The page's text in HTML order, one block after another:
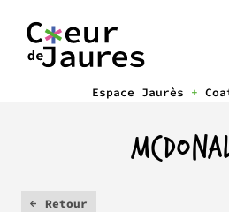
Espace Jaurès +
Retour